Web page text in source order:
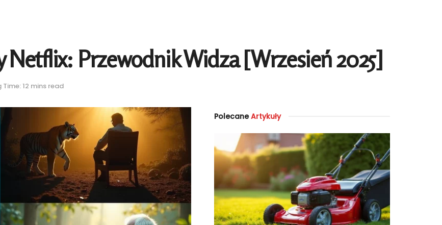
Przewodnik Widza [Wrzesień 2025]
Time: 12 mins read
PolecaneArtykuły